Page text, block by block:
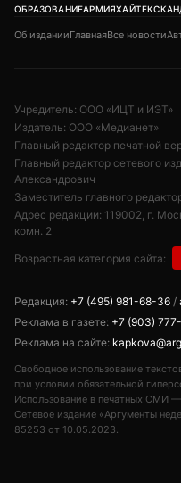
ОБРАЗОВАНИЕАРМИЯХАЙТЕК
Об изданииГлавнаяВсе новости
Учредитель: ООО «ИЦТ и ИЭТ»
Издатель: ООО «Медианет»
Главный редактор печатной
Главный редактор сетевого
Александрович
Заместитель главного
Адрес редакции: 119002, г.
комн. 2
Возрастная категория сайта:
Редакция: +7 (495) 981-68-36 /
Реклама в газете: +7 (903)
Реклама на сайте:
Свободное использование
при условии обязательной
Использование в печатных СМИ
Сетевое издание «Аргументы
85253 от 10.05.2023.